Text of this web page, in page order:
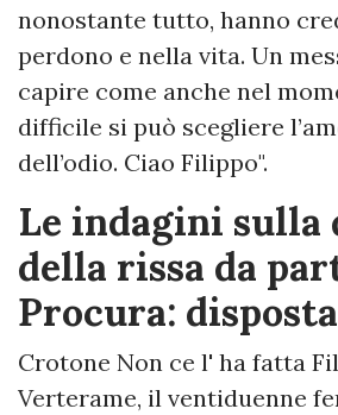
nonostante tutto, hanno
perdono e nella vita. Un
capire come anche nel
difficile si può scegliere
dell’odio. Ciao Filippo".
Le indagini sulla
della rissa da
Procura:
Crotone Non ce l' ha fatta
Verterame, il ventiduenne